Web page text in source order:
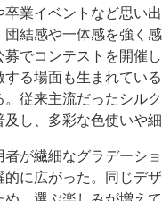
業イベントなど思い
結感や一体感を強く
でコンテストを開催
る場面も生まれてい
。従来主流だったシル
し、多彩な色使いや
が繊細なグラデーシ
に広がった。同じデ